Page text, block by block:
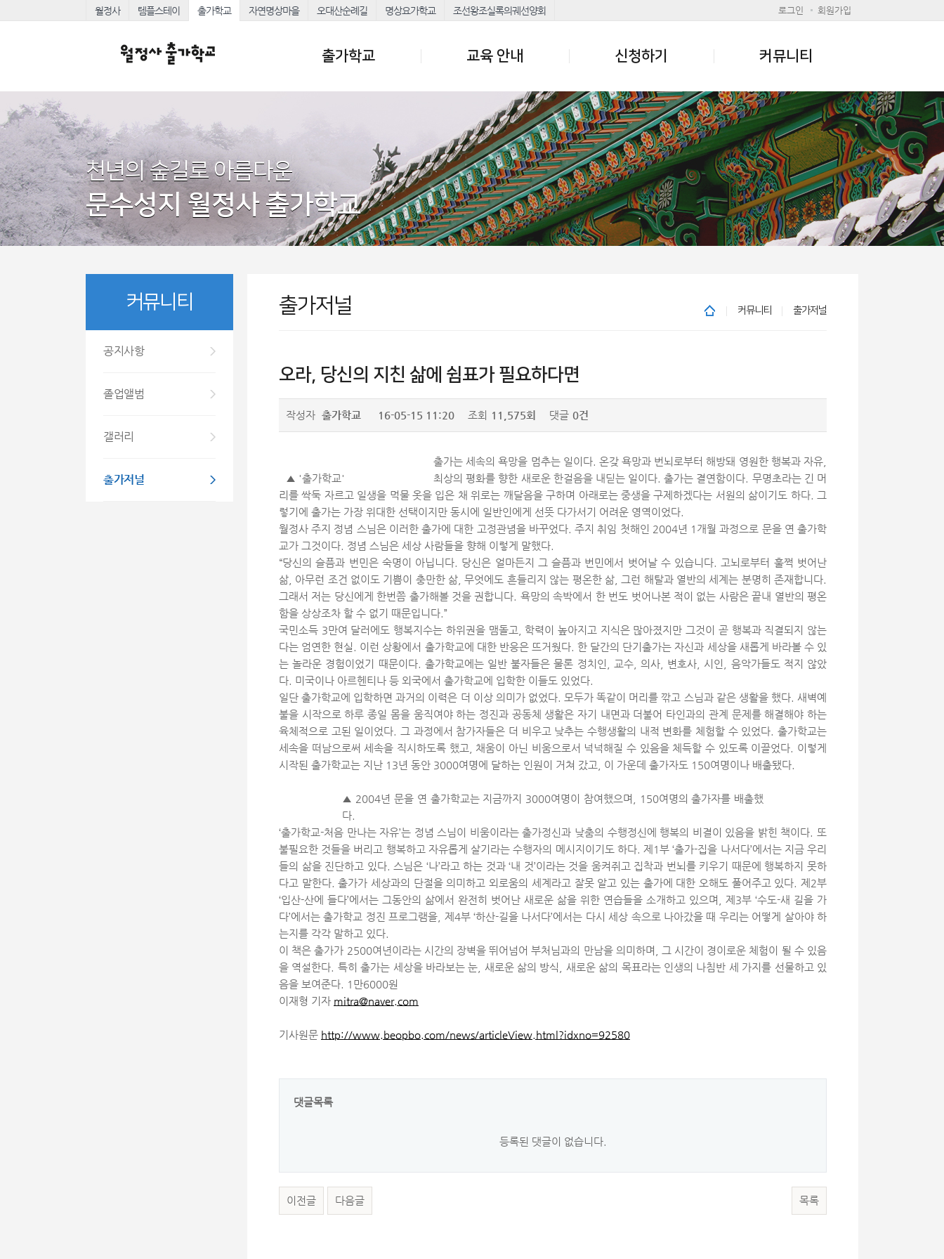
월정사 템플스테이 출가학교 자연명상마을 오대산순례길 명상요가학교 조선왕조실록의궤선양회 로그인 회원가입
출가학교 교육 안내 신청하기 커뮤니티
천년의 숲길로 아름다운
문수성지 월정사 출가학교
커뮤니티
공지사항
졸업앨범
갤러리
출가저널
커뮤니티 출가저널
출가저널
오라, 당신의 지친 삶에 쉼표가 필요하다면
작성자 출가학교 16-05-15 11:20 조회 11,575회 댓글 0건
▲ '출가학교'
출가는 세속의 욕망을 멈추는 일이다. 온갖 욕망과 번뇌로부터 해방돼 영원한 행복과 자유,
최상의 평화를 향한 새로운 한걸음을 내딛는 일이다. 출가는 결연함이다. 무명초라는 긴 머
리를 싹둑 자르고 일생을 먹물 옷을 입은 채 위로는 깨달음을 구하며 아래로는 중생을 구제하겠다는 서원의 삶이기도 하다. 그
렇기에 출가는 가장 위대한 선택이지만 동시에 일반인에게 선뜻 다가서기 어려운 영역이었다.
월정사 주지 정념 스님은 이러한 출가에 대한 고정관념을 바꾸었다. 주지 취임 첫해인 2004년 1개월 과정으로 문을 연 출가학
교가 그것이다. 정념 스님은 세상 사람들을 향해 이렇게 말했다.
“당신의 슬픔과 번민은 숙명이 아닙니다. 당신은 얼마든지 그 슬픔과 번민에서 벗어날 수 있습니다. 고뇌로부터 훌쩍 벗어난
삶, 아무런 조건 없이도 기쁨이 충만한 삶, 무엇에도 흔들리지 않는 평온한 삶, 그런 해탈과 열반의 세계는 분명히 존재합니다.
그래서 저는 당신에게 한번쯤 출가해볼 것을 권합니다. 욕망의 속박에서 한 번도 벗어나본 적이 없는 사람은 끝내 열반의 평온
함을 상상조차 할 수 없기 때문입니다.”
국민소득 3만여 달러에도 행복지수는 하위권을 맴돌고, 학력이 높아지고 지식은 많아졌지만 그것이 곧 행복과 직결되지 않는
다는 엄연한 현실. 이런 상황에서 출가학교에 대한 반응은 뜨거웠다. 한 달간의 단기출가는 자신과 세상을 새롭게 바라볼 수 있
는 놀라운 경험이었기 때문이다. 출가학교에는 일반 불자들은 물론 정치인, 교수, 의사, 변호사, 시인, 음악가들도 적지 않았
다. 미국이나 아르헨티나 등 외국에서 출가학교에 입학한 이들도 있었다.
일단 출가학교에 입학하면 과거의 이력은 더 이상 의미가 없었다. 모두가 똑같이 머리를 깎고 스님과 같은 생활을 했다. 새벽예
불을 시작으로 하루 종일 몸을 움직여야 하는 정진과 공동체 생활은 자기 내면과 더불어 타인과의 관계 문제를 해결해야 하는
육체적으로 고된 일이었다. 그 과정에서 참가자들은 더 비우고 낮추는 수행생활의 내적 변화를 체험할 수 있었다. 출가학교는
세속을 떠남으로써 세속을 직시하도록 했고, 채움이 아닌 비움으로서 넉넉해질 수 있음을 체득할 수 있도록 이끌었다. 이렇게
시작된 출가학교는 지난 13년 동안 3000여명에 달하는 인원이 거쳐 갔고, 이 가운데 출가자도 150여명이나 배출됐다.
▲ 2004년 문을 연 출가학교는 지금까지 3000여명이 참여했으며, 150여명의 출가자를 배출했
다.
‘출가학교-처음 만나는 자유’는 정념 스님이 비움이라는 출가정신과 낮춤의 수행정신에 행복의 비결이 있음을 밝힌 책이다. 또
불필요한 것들을 버리고 행복하고 자유롭게 살기라는 수행자의 메시지이기도 하다. 제1부 ‘출가-집을 나서다’에서는 지금 우리
들의 삶을 진단하고 있다. 스님은 ‘나’라고 하는 것과 ‘내 것’이라는 것을 움켜쥐고 집착과 번뇌를 키우기 때문에 행복하지 못하
다고 말한다. 출가가 세상과의 단절을 의미하고 외로움의 세계라고 잘못 알고 있는 출가에 대한 오해도 풀어주고 있다. 제2부
‘입산-산에 들다’에서는 그동안의 삶에서 완전히 벗어난 새로운 삶을 위한 연습들을 소개하고 있으며, 제3부 ‘수도-새 길을 가
다’에서는 출가학교 정진 프로그램을, 제4부 ‘하산-길을 나서다’에서는 다시 세상 속으로 나아갔을 때 우리는 어떻게 살아야 하
는지를 각각 말하고 있다.
이 책은 출가가 2500여년이라는 시간의 장벽을 뛰어넘어 부처님과의 만남을 의미하며, 그 시간이 경이로운 체험이 될 수 있음
을 역설한다. 특히 출가는 세상을 바라보는 눈, 새로운 삶의 방식, 새로운 삶의 목표라는 인생의 나침반 세 가지를 선물하고 있
음을 보여준다. 1만6000원
이재형 기자 mitra@naver.com
기사원문 http://www.beopbo.com/news/articleView.html?idxno=92580
댓글목록
등록된 댓글이 없습니다.
이전글 다음글 목록